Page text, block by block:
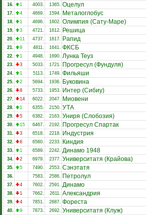
16. 1 4003. 1365. Оцелул
17. 4 4669. 1594. Металоглобус
18. 1 4696. 1602. Олимпия (Сату-Маре)
19. 3 4721. 1612. Решица
20. 11 4737. 1617. Рапид
21. 9 4811. 1641. ФКСБ
22. 1 4948. 1690. Лунка Теуз
23. 3 5033. 1721. Прогресул (Фундуля)
24. 1 5113. 1749. Фильяши
25. 2 5694. 1936. Буковина
26. 8 5733. 1953. Интер (Сибиу)
27. 14 6022. 2047. Миовени
28. 1 6355. 2150. УТА
29. 5 6382. 2163. Униря (Слобозия)
30. 15 6467. 2192. Прогресул Спартак
31. 3 6518. 2218. Индустрия
32. 6 6560. 2233. Киндия
33. 1 6589. 2242. Динамо 1948
34. 2 6979. 2377. Университатя (Крайова)
35. 5 7490. 2553. Сэнэтатя
36. 7583. 2586. Петролул
37. 4 7602. 2591. Динамо
38. 1 7662. 2611. Александрия
39. 4 7851. 2687. Фореста
40. 9 7873. 2692. Университатя (Клуж)